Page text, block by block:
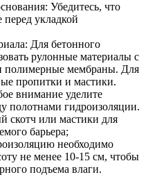
Убедитесь, что
перед укладкой
Для бетонного
рулонные материалы с
полимерные мембраны. Для
пропитки и мастики.
внимание уделите
полотнами гидроизоляции.
скотч или мастики для
барьера;
необходимо
не менее 10-15 см, чтобы
подъема влаги.